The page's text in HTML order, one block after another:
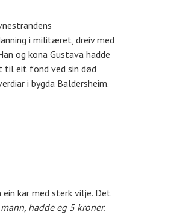
i militæret, dreiv med
og kona Gustava hadde
til eit fond ved sin død
i bygda Baldersheim.
kar med sterk vilje. Det
hadde eg 5 kroner.